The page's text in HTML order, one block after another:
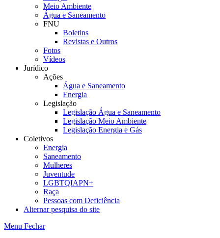
Meio Ambiente
Água e Saneamento
FNU
Boletins
Revistas e Outros
Fotos
Vídeos
Jurídico
Ações
Água e Saneamento
Energia
Legislação
Legislação Água e Saneamento
Legislação Meio Ambiente
Legislação Energia e Gás
Coletivos
Energia
Saneamento
Mulheres
Juventude
LGBTQIAPN+
Raça
Pessoas com Deficiência
Alternar pesquisa do site
Menu Fechar